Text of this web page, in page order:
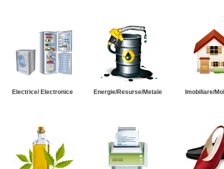
Electrice/ Electronice Energie/Resurse/Metale Imobiliare/